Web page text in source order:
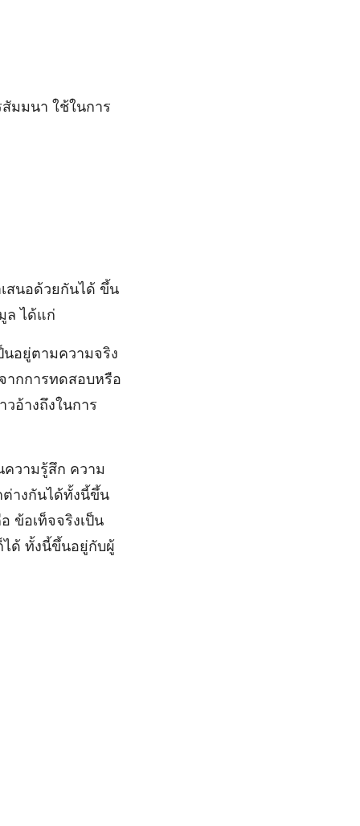
มมนา ใช้ในการ
สนอด้วยกันได้ ขึ้น
ล ได้แก่
นอยู่ตามความจริง
ากการทดสอบหรือ
อ้างถึงในการ
ความรู้สึก ความ
างกันได้ทั้งนี้ขึ้น
ข้อเท็จจริงเป็น
ได้ ทั้งนี้ขึ้นอยู่กับผู้